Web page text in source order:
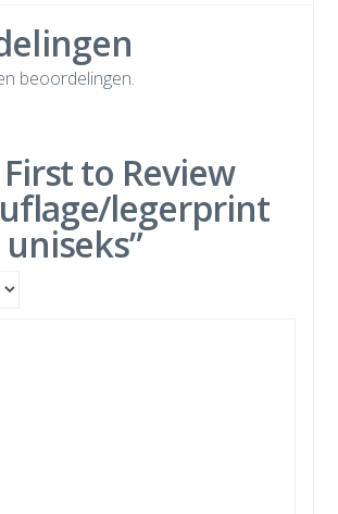
beoordelingen.
to Review
legerprint